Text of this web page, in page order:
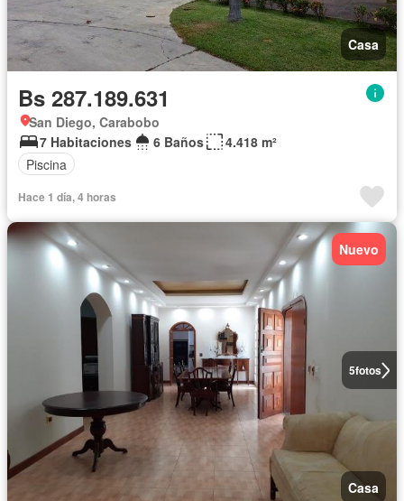
Casa
Bs 287.189.631
San Diego, Carabobo
7 Habitaciones
6 Baños
4.418 m²
Piscina
Hace 1 día, 4 horas
5fotos
Nuevo
Casa